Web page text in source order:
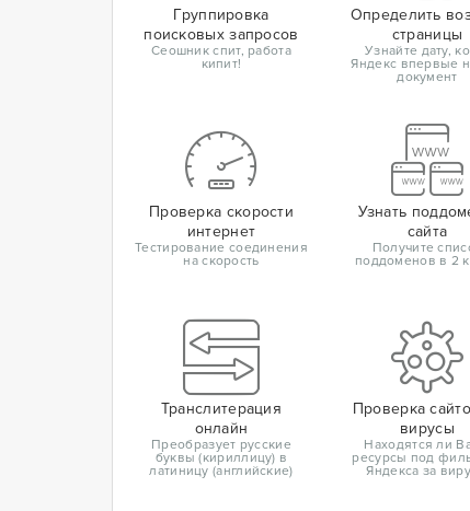
Группировка
поисковых запросов
Сеошник спит, работа
кипит!
Определить
страницы
Узнайте дату,
Яндекс впервые
документ
Проверка скорости
интернет
Тестирование соединения
на скорость
Узнать
сайта
Получите
поддоменов в 2
Транслитерация
онлайн
Преобразует русские
буквы (кириллицу) в
латиницу (английские)
Проверка
вирусы
Находятся ли
ресурсы под
Яндекса за